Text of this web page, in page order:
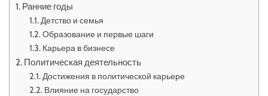
Ранние годы
Детство и семья
Образование и первые шаги
Карьера в бизнесе
Политическая деятельность
Достижения в политической карьере
Влияние на государство